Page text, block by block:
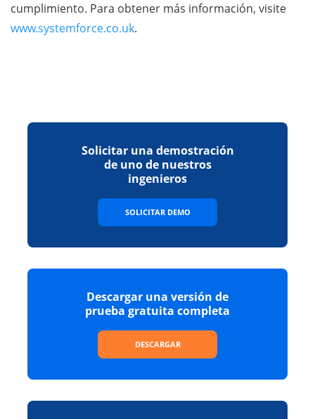
cumplimiento. Para obtener más información, visite
www.systemforce.co.uk.
Solicitar una demostración
de uno de nuestros
ingenieros
SOLICITAR DEMO
Descargar una versión de
prueba gratuita completa
DESCARGAR